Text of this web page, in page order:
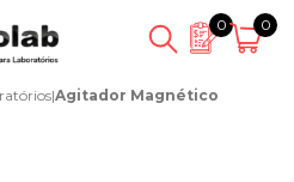
0 0
|Agitador Magnético